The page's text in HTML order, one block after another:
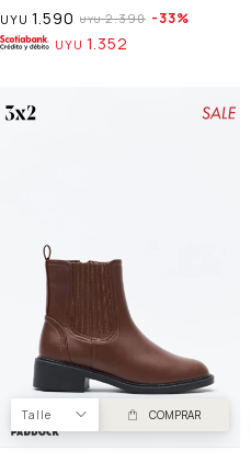
UYU 1.590 UYU 2.390 33
UYU 1.352
Talle COMPRAR